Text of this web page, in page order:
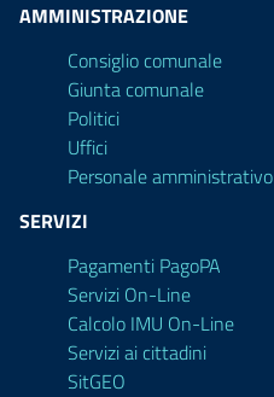
AMMINISTRAZIONE
Consiglio comunale
Giunta comunale
Politici
Uffici
Personale amministrativo
SERVIZI
Pagamenti PagoPA
Servizi On-Line
Calcolo IMU On-Line
Servizi ai cittadini
SitGEO